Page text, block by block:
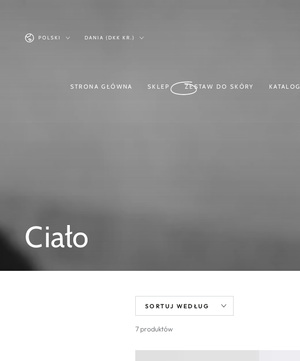
JęzykPOLSKI Kraj/region
DANIA (DKK KR.)
STRONA GŁÓWNA SKLEP ZESTAW DO SKÓRY KATALOG
Kolekcja:
Ciało
SORTUJ WEDŁUG
7 produktów